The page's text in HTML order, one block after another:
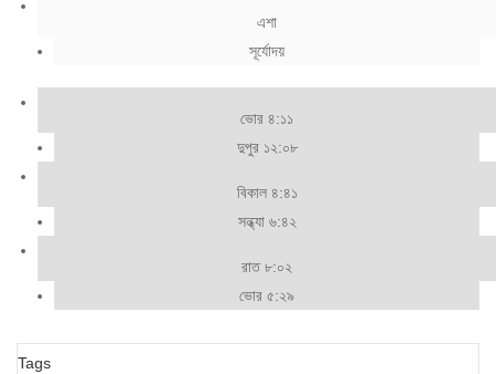
এশা
সূর্যোদয়
ভোর ৪:১১
দুপুর ১২:০৮
বিকাল ৪:৪১
সন্ধ্যা ৬:৪২
রাত ৮:০২
ভোর ৫:২৯
Tags